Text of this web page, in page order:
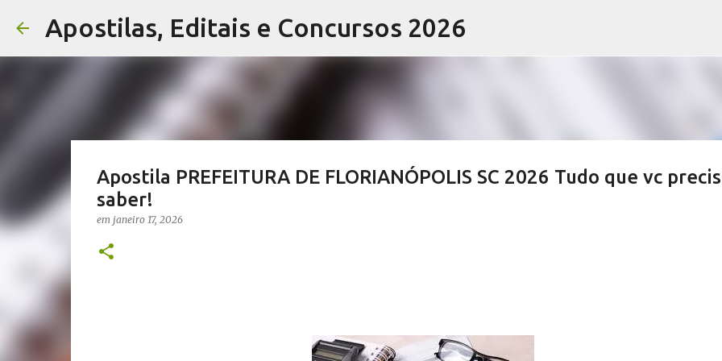
Pular para o conteúdo principal
Apostilas, Editais e Concursos 2026
Apostila PREFEITURA DE FLORIANÓPOLIS SC 2026 Tudo que vc
saber!
em janeiro 17, 2026